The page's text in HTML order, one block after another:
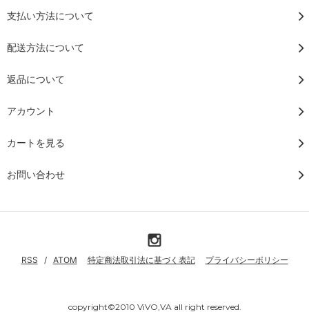
支払い方法について
配送方法について
返品について
アカウント
カートを見る
お問い合わせ
RSS / ATOM 特定商法取引法に基づく表記 プライバシーポリシー
copyright©2010 ViVO,VA all right reserved.